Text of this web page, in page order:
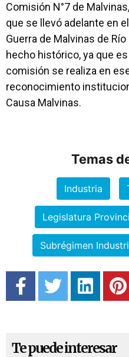
Comisión N°7 de
que se llevó adelante en
Guerra de Malvinas de
hecho histórico, ya que
comisión se realiza en
reconocimiento
Causa Malvinas.
Temas
Industria
Legislatura
Subrégimen
Te puede interesar